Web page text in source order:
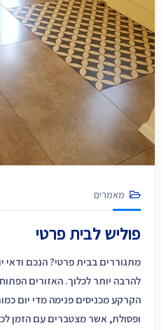
מאמרים
פוליש לבית פרטי
מתגוררים בבית פרטי? הנכם ודאי
להרבה יותר לכלוך. האזורים
הקרקע מכניסים פנימה מדי יום
ופסולת, אשר מצטברים עם הזמן